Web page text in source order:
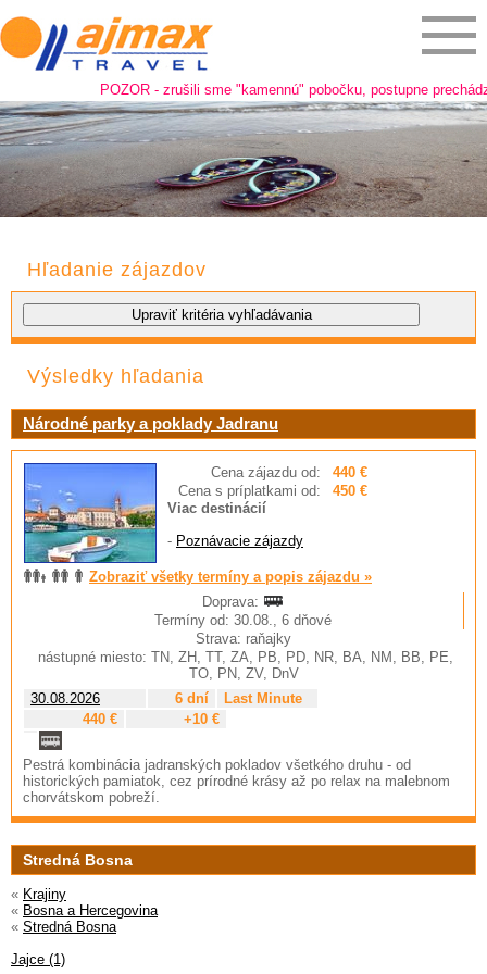
POZOR - zrušili sme "kamennú" pobočku, postupne
Hľadanie zájazdov
Výsledky hľadania
Národné parky a poklady Jadranu
Cena zájazdu od:
440 €
Cena s príplatkami od:
450 €
Viac destinácií
- Poznávacie zájazdy
Zobraziť všetky termíny a popis zájazdu »
Doprava:
Termíny od: 30.08., 6 dňové
Strava: raňajky
nástupné miesto: TN, ZH, TT, ZA, PB, PD, NR, BA, NM, BB, PE,
TO, PN, ZV, DnV
30.08.2026
6 dní
Last Minute
440 €
+10 €
Pestrá kombinácia jadranských pokladov všetkého druhu - od
historických pamiatok, cez prírodné krásy až po relax na malebnom
chorvátskom pobreží.
Stredná Bosna
« Krajiny
« Bosna a Hercegovina
« Stredná Bosna
Jajce (1)